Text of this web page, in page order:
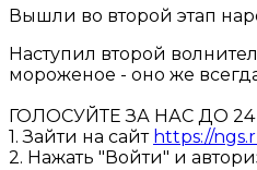
Вышли во второй этап
Наступил второй
мороженое - оно же
ГОЛОСУЙТЕ ЗА НАС ДО 24
1. Зайти на сайт https://
2. Нажать "Войти" и